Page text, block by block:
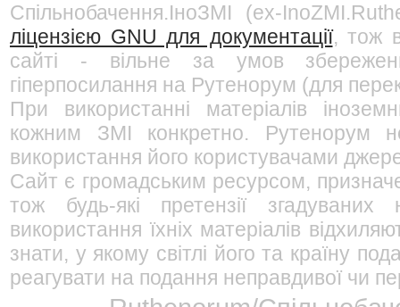
Спільнобачення.ІноЗМІ (ex-
ліцензією GNU для документації, тож
сайті - вільне за умов
гіперпосилання на Рутенорум (для
При використанні матеріалів
кожним ЗМІ конкретно. Рутенорум
використання його користувачами
Сайт є громадським ресурсом,
тож будь-які претензії
використання їхніх матеріалів
знати, у якому світлі його та країну
реагувати на подання неправдивої чи